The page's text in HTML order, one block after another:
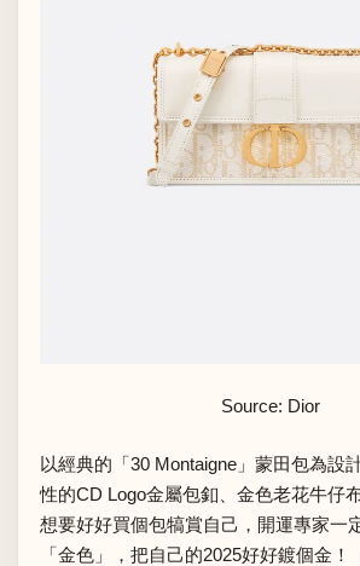
Source: Dior
以經典的「30 Montaigne」蒙田包為設
性的CD Logo金屬包釦、金色老花牛仔
想要好好買個包犒賞自己，開運專家一
「金色」，把自己的2025好好鍍個金！